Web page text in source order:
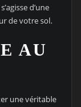
d’une
de votre sol.
AU
une véritable